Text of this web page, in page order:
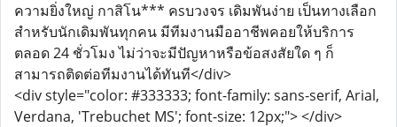
ความยิ่งใหญ่ กาสิโน*** คsบวงจร เดิมพันง่าย เป็นทางเลือก
สำหรับนักเดิมพันทุกคน มีทีมงานมืออาชีพคอยให้บริการ
ตลอด 24 ชั่วโมง ไม่ว่าจะมีปัญหาหรือข้อสงสัยใด ๆ ก็
สามารถติดต่อทีมงานได้ทันที</div>
<div style="color: #333333; font-family: sans-serif, Arial,
Verdana, 'Trebuchet MS'; font-size: 12px;"> </div>